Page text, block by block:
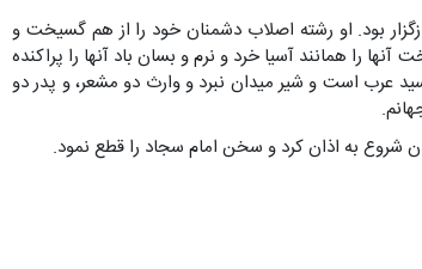
بود. او رشته اصلاب دشمنان خود را از هم گسیخت و
را همانند آسیا خرد و نرم و بسان باد آنها را پراکنده
است و شیر میدان نبرد و وارث دو مشعر، و پدر دو
شروع به اذان کرد و سخن امام سجاد را قطع نمود.